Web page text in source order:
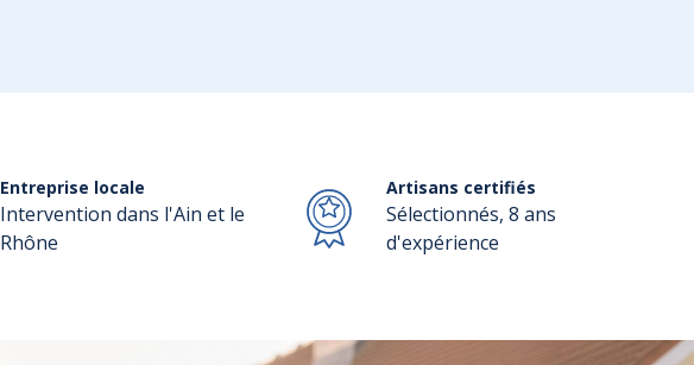
Entreprise locale
Intervention dans l'Ain et le
Rhône
Artisans certifiés
Sélectionnés, 8 ans
d'expérience